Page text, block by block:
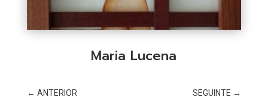
Maria Lucena
← ANTERIOR SEGUINTE →